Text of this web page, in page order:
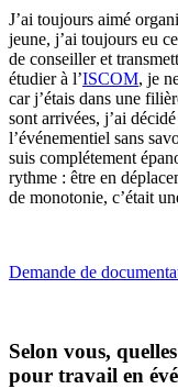
J’ai toujours aimé
jeune, j’ai toujours eu
de conseiller et
étudier à l’ISCOM, je
car j’étais dans une
sont arrivées, j’ai
l’événementiel sans
suis complétement
rythme : être en
de monotonie, c’était
Demande de
Selon vous,
pour travail en